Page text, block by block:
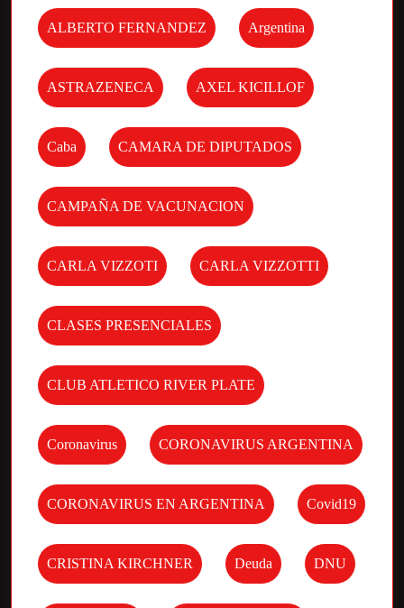
ALBERTO FERNANDEZ Argentina
ASTRAZENECA AXEL KICILLOF
Caba CAMARA DE DIPUTADOS
CAMPAÑA DE VACUNACION
CARLA VIZZOTI CARLA VIZZOTTI
CLASES PRESENCIALES
CLUB ATLETICO RIVER PLATE
Coronavirus CORONAVIRUS ARGENTINA
CORONAVIRUS EN ARGENTINA Covid19
CRISTINA KIRCHNER Deuda DNU